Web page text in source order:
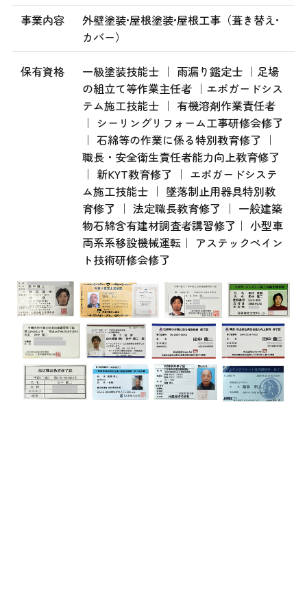
事業内容
外壁塗装•屋根塗装•屋根工事（葺き替え•
カバー）
保有資格
一級塗装技能士 ｜ 雨漏り鑑定士 ｜足場
の組立て等作業主任者 ｜エポガードシス
テム施工技能士 ｜ 有機溶剤作業責任者
｜ シーリングリフォーム工事研修会修了
｜ 石綿等の作業に係る特別教育修了 ｜
職長・安全衛生責任者能力向上教育修了
｜ 新KYT教育修了 ｜ エポガードシステ
ム施工技能士 ｜ 墜落制止用器具特別教
育修了 ｜ 法定職長教育修了 ｜ 一般建築
物石綿含有建材調査者講習修了｜ 小型車
両系系移設機械運転｜ アステックペイン
ト技術研修会修了